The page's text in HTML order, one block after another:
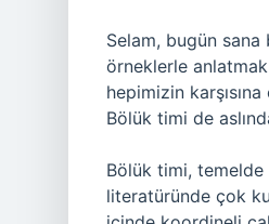
Selam, bugün sana
örneklerle
hepimizin
Bölük timi de
Bölük timi,
literatüründe çok